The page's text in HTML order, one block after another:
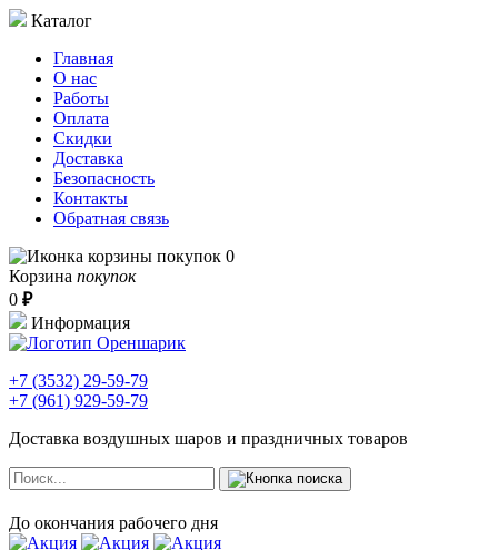
Каталог
Главная
О нас
Работы
Оплата
Скидки
Доставка
Безопасность
Контакты
Обратная связь
0
Корзина покупок
0 ₽
Информация
+7 (3532) 29-59-79
+7 (961) 929-59-79
Доставка воздушных шаров и праздничных товаров
До окончания рабочего дня